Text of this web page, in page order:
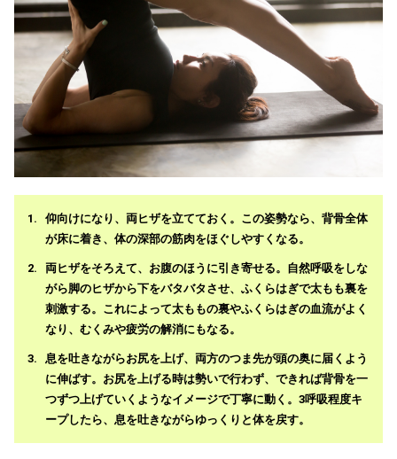
仰向けになり、両ヒザを立てておく。この姿勢なら、背骨全体
が床に着き、体の深部の筋肉をほぐしやすくなる。
両ヒザをそろえて、お腹のほうに引き寄せる。自然呼吸をしな
がら脚のヒザから下をバタバタさせ、ふくらはぎで太もも裏を
刺激する。これによって太ももの裏やふくらはぎの血流がよく
なり、むくみや疲労の解消にもなる。
息を吐きながらお尻を上げ、両方のつま先が頭の奥に届くよう
に伸ばす。お尻を上げる時は勢いで行わず、できれば背骨を一
つずつ上げていくようなイメージで丁寧に動く。3呼吸程度キ
ープしたら、息を吐きながらゆっくりと体を戻す。